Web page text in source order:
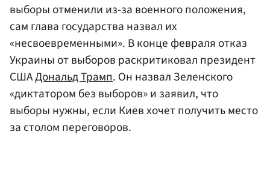
выборы отменили из-за военного положения,
сам глава государства назвал их
«несвоевременными». В конце февраля отказ
Украины от выборов раскритиковал президент
СШАДональд Трамп. Он назвал Зеленского
«диктатором без выборов» и заявил, что
выборы нужны, если Киев хочет получить место
за столом переговоров.